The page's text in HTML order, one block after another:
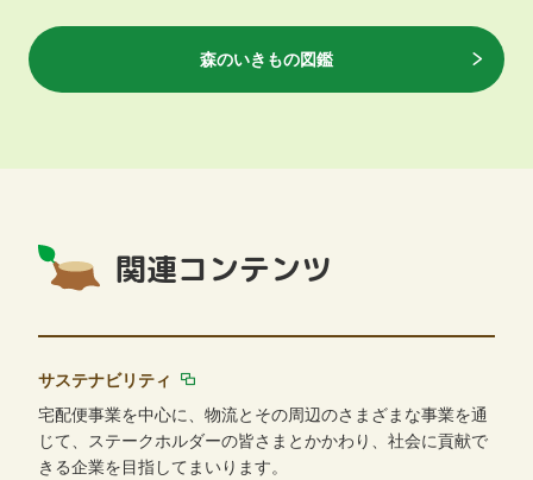
森のいきもの図鑑
関連コンテンツ
サステナビリティ
宅配便事業を中心に、物流とその周辺のさまざまな事業を通
じて、ステークホルダーの皆さまとかかわり、社会に貢献で
きる企業を目指してまいります。